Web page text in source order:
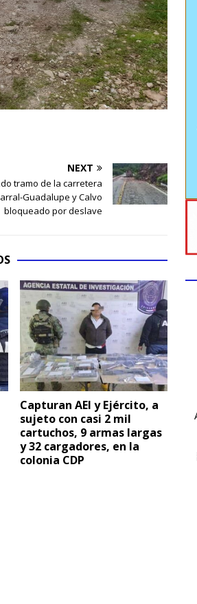
NEXT
tramo de la carretera
Guadalupe y Calvo
bloqueado por deslave
Capturan AEI y Ejército, a
sujeto con casi 2 mil
cartuchos, 9 armas largas
y 32 cargadores, en la
colonia CDP